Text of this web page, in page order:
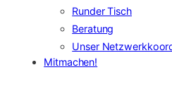
Runder Tisch
Beratung
Unser
Mitmachen!